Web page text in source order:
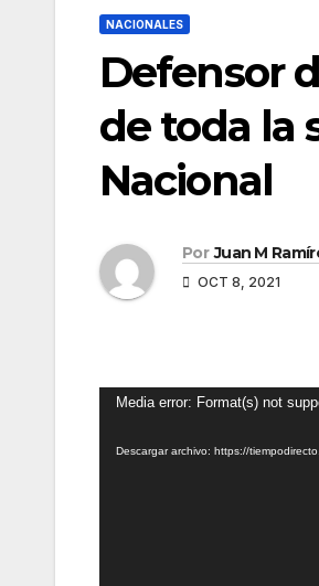
NACIONALES
Defensor
de toda la
Nacional
Por Juan M
OCT 8, 2021
Reproductor
vídeo
Media error: Format(s) not
Descargar archivo: https://